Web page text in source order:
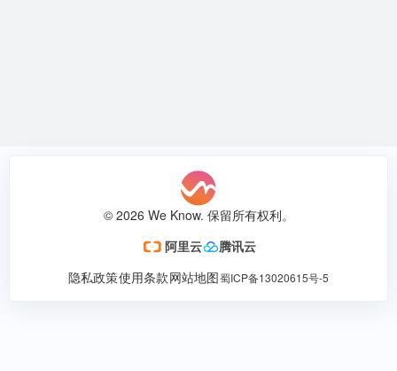
© 2026 We Know. 保留所有权利。
阿里云
腾讯云
隐私政策使用条款网站地图蜀ICP备13020615号-5